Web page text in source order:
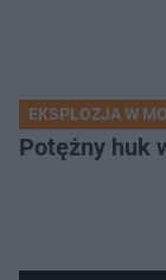
EKSPLOZJA W
Potężny huk